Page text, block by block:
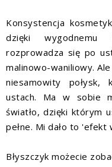
Konsystencja
dzięki wygodnemu
rozprowadza się po
malinowo-waniliowy.
niesamowity połysk,
ustach. Ma w sobie
światło, dzięki którym
pełne. Mi dało to 'efekt
Błyszczyk możecie